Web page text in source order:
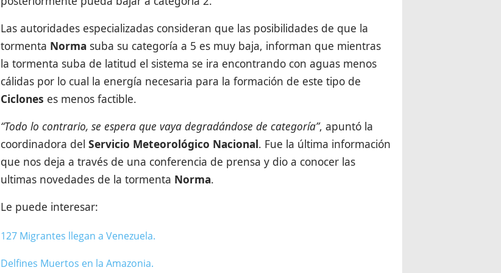
Las autoridades especializadas consideran que las posibilidades de que la
tormenta Normasuba su categoría a 5 es muy baja, informan que mientras
la tormenta suba de latitud el sistema se ira encontrando con aguas menos
cálidas por lo cual la energía necesaria para la formación de este tipo de
Ciclones es menos factible.
“Todo lo contrario, se espera que vaya degradándose de categoría”, apuntó la
coordinadora del Servicio Meteorológico Nacional. Fue la última información
que nos deja a través de una conferencia de prensa y dio a conocer las
ultimas novedades de la tormenta Norma.
Le puede interesar:
127 Migrantes llegan a Venezuela.
Delfines Muertos en la Amazonia.